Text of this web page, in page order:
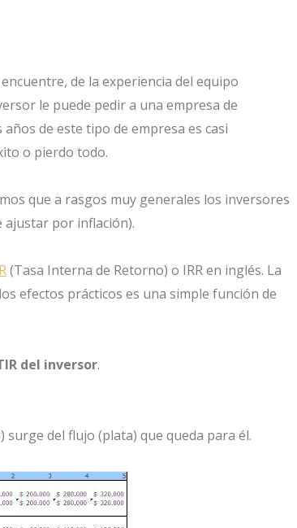
de la experiencia del equipo
le puede pedir a una empresa de
de este tipo de empresa es casi
o pierdo todo.
que a rasgos muy generales los inversores
ajustar por inflación).
(Tasa Interna de Retorno) o IRR en inglés. La
efectos prácticos es una simple función de
del inversor.
surge del flujo (plata) que queda para él.